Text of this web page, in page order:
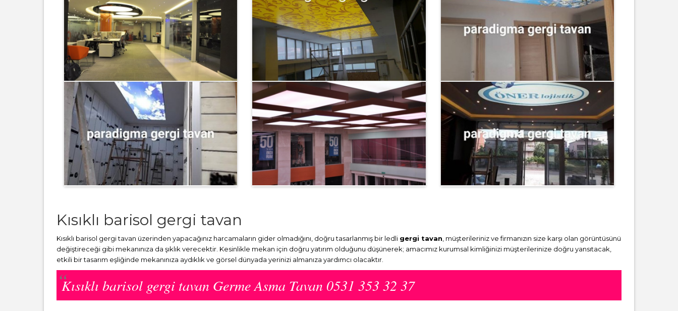
Kısıklı barisol gergi tavan
Kısıklı barisol gergi tavan üzerinden yapacağınız harcamaların gider olmadığını, doğru tasarlanmış bir ledli gergi tavan , müşterileriniz ve firmanızın size karşı olan görüntüsünü
değiştireceği gibi mekanınıza da şıklık verecektir. Kesinlikle mekan için doğru yatırım olduğunu düşünerek; amacımız kurumsal kimliğinizi müşterilerinize doğru yansıtacak,
etkili bir tasarım eşliğinde mekanınıza aydıklık ve görsel dünyada yerinizi almanıza yardımcı olacaktır.
Kısıklı barisol gergi tavan Germe Asma Tavan 0531 353 32 37